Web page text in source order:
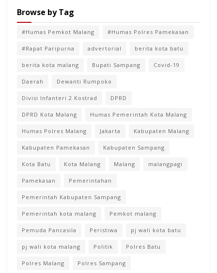
Browse by Tag
#Humas Pemkot Malang #Humas Polres Pamekasan
#Rapat Paripurna advertorial berita kota batu
berita kota malang Bupati Sampang Covid-19
Daerah Dewanti Rumpoko
Divisi Infanteri 2 Kostrad DPRD
DPRD Kota Malang Humas Pemerintah Kota Malang
Humas Polres Malang Jakarta Kabupaten Malang
Kabupaten Pamekasan Kabupaten Sampang
Kota Batu Kota Malang Malang malangpagi
Pamekasan Pemerintahan
Pemerintah Kabupaten Sampang
Pemerintah kota malang Pemkot malang
Pemuda Pancasila Peristiwa pj wali kota batu
pj wali kota malang Politik Polres Batu
Polres Malang Polres Sampang